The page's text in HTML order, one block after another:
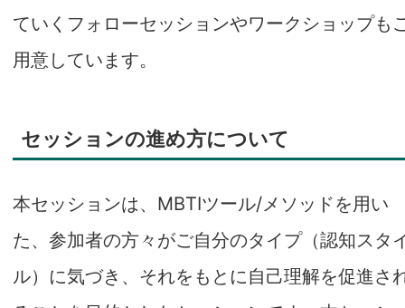
ていくフォローセッションやワークショップも
用意しています。
セッションの進め方について
本セッションは、MBTIツール/メソッドを用い
た、参加者の方々がご自分のタイプ（認知スタ
ル）に気づき、それをもとに自己理解を促進さ